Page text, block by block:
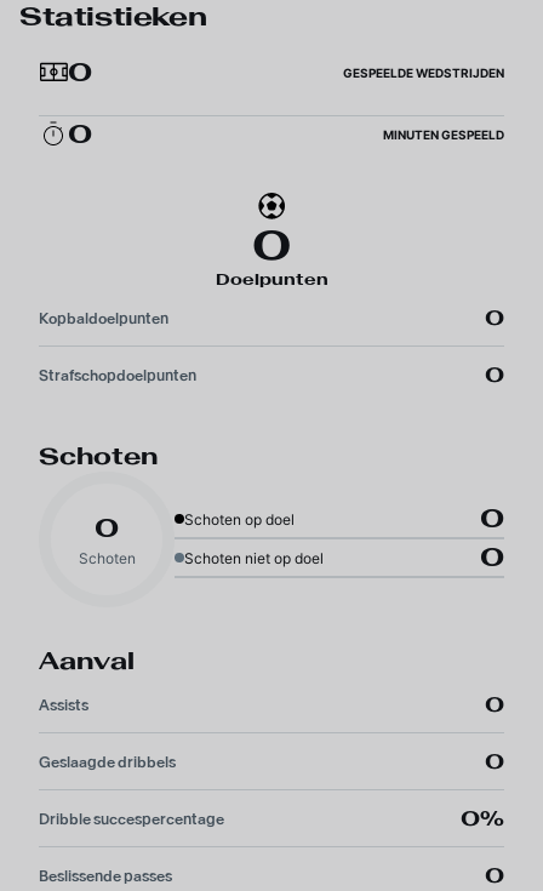
Statistieken
0
GESPEELDE WEDSTRIJDEN
0 MINUTEN GESPEELD
0
Doelpunten
Kopbaldoelpunten 0
Strafschopdoelpunten 0
Schoten
0
Schoten
Schoten op doel 0
Schoten niet op doel 0
Aanval
Assists 0
Geslaagde dribbels 0
Dribble succespercentage 0%
Beslissende passes 0